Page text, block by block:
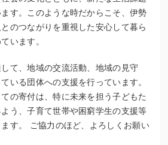
す。このような時だからこそ、伊勢
のつながりを重視した安心して暮ら
います。
て、地域の交流活動、地域の見守
いる団体への支援を行っています。
ての寄付は、特に未来を担う子どもた
う、子育て世帯や困窮学生の支援等
す。 ご協力のほど、よろしくお願い